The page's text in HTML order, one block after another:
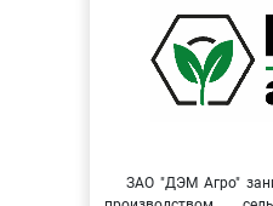
ЗАО "ДЭМ Агро"